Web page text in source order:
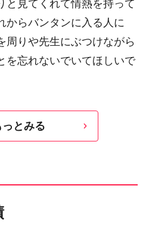
と見てくれて情熱を持って
からバンタンに入る人に
周りや先生にぶつけながら
を忘れないでいてほしいで
っとみる